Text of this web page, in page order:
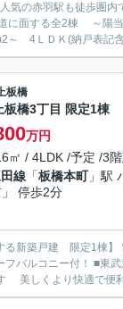
東十条」駅徒歩17分 三田線「板橋本町」駅徒
■建物面積92.34m2～ 4ＬＤＫ(納戸
板橋
板橋3丁目 限定1棟
万円
㎡ / 4LDK /予定 /3
線 「板橋本町」駅
停歩2分
る新築戸建 限定1棟
の希少な立地に誕生する新築戸建 限定
美しくより快適で便